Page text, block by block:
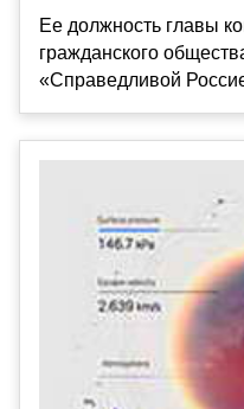
Ее должность главы
гражданского
«Справедливой